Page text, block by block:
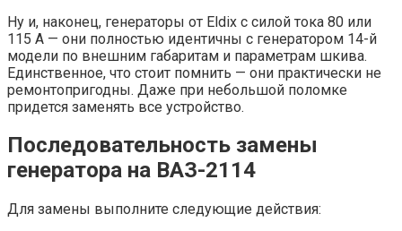
Ну и, наконец, генераторы от Eldix с силой тока 80 или
115 А — они полностью идентичны с генератором 14-й
модели по внешним габаритам и параметрам шкива.
Единственное, что стоит помнить — они практически не
ремонтопригодны. Даже при небольшой поломке
придется заменять все устройство.
Последовательность замены
генератора на ВАЗ-2114
Для замены выполните следующие действия: